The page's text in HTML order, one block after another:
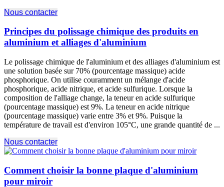
Nous contacter
Principes du polissage chimique des produits en
aluminium et alliages d'aluminium
Le polissage chimique de l'aluminium et des alliages d'aluminium est
une solution basée sur 70% (pourcentage massique) acide
phosphorique. On utilise couramment un mélange d'acide
phosphorique, acide nitrique, et acide sulfurique. Lorsque la
composition de l'alliage change, la teneur en acide sulfurique
(pourcentage massique) est 9%. La teneur en acide nitrique
(pourcentage massique) varie entre 3% et 9%. Puisque la
température de travail est d'environ 105°C, une grande quantité de ...
Nous contacter
Comment choisir la bonne plaque d'aluminium
pour miroir